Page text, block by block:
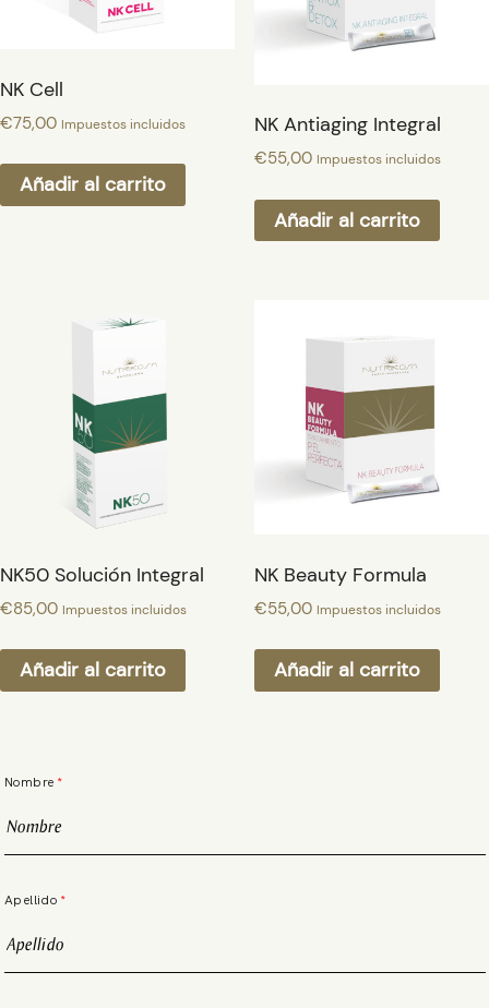
NK Cell
€75,00 Impuestos incluidos
Añadir al carrito
NK Antiaging Integral
€55,00 Impuestos incluidos
Añadir al carrito
NK50 Solución Integral
€85,00 Impuestos incluidos
Añadir al carrito
NK Beauty Formula
€55,00 Impuestos incluidos
Añadir al carrito
Nombre
Apellido